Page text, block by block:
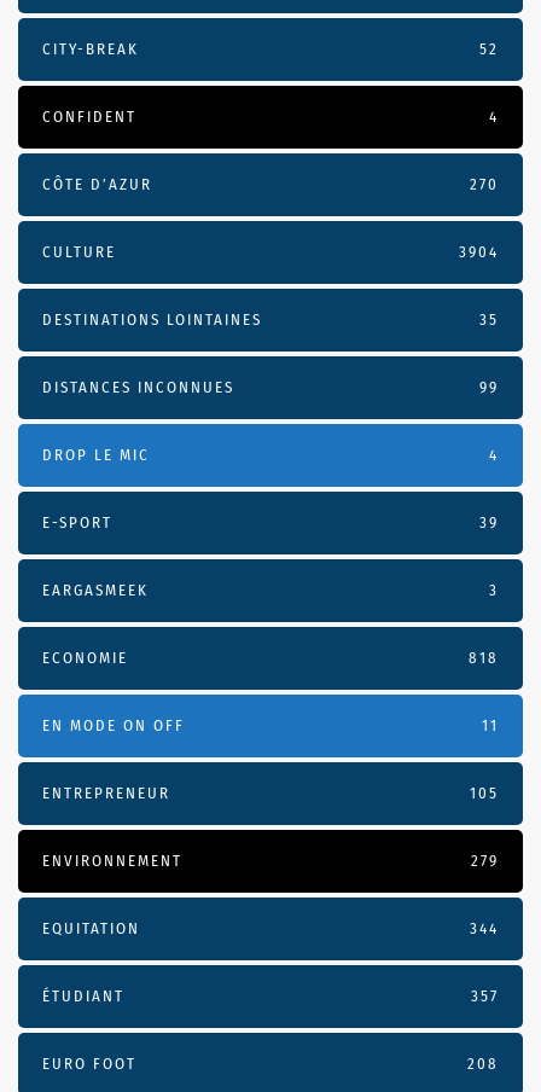
CITY-BREAK 52
CONFIDENT 4
CÔTE D’AZUR 270
CULTURE 3904
DESTINATIONS LOINTAINES 35
DISTANCES INCONNUES 99
DROP LE MIC 4
E-SPORT 39
EARGASMEEK 3
ECONOMIE 818
EN MODE ON OFF 11
ENTREPRENEUR 105
ENVIRONNEMENT 279
EQUITATION 344
ÉTUDIANT 357
EURO FOOT 208